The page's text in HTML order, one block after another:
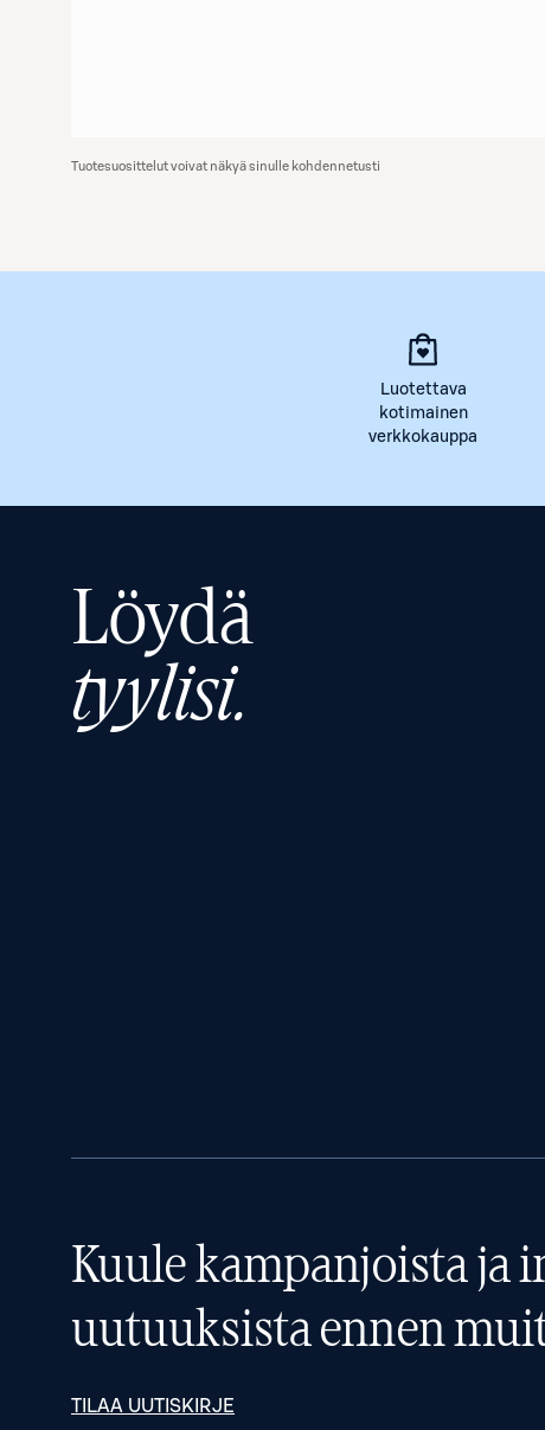
Tuotesuosittelut voivat näkyä sinulle kohdennetusti
Luotettava
kotimainen
verkkokauppa
Löydä
tyylisi.
Kuule kampanjoista ja
uutuuksista ennen
TILAA UUTISKIRJE